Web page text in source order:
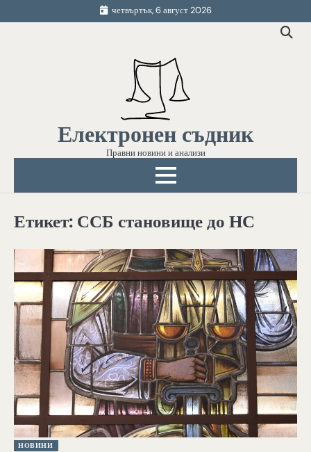
to
четвъртък, 6 август 2026
Електронен съдник
Правни новини и анализи
Етикет: ССБ становище до НС
НОВИНИ